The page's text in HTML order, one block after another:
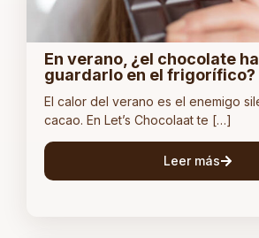
En verano, ¿el chocolate
guardarlo en el frigorífico?
El calor del verano es el enemigo
cacao. En Let’s Chocolaat te […]
Leer más